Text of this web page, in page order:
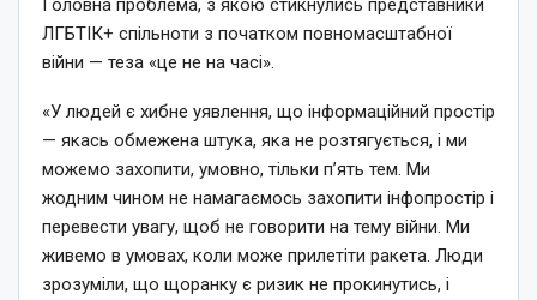
Головна проблема, з якою стикнулись представники
ЛГБТІК+ спільноти з початком повномасштабної
війни — теза «це не на часі».
«У людей є хибне уявлення, що інформаційний простір
— якась обмежена штука, яка не розтягується, і ми
можемо захопити, умовно, тільки п’ять тем. Ми
жодним чином не намагаємось захопити інфопростір і
перевести увагу, щоб не говорити на тему війни. Ми
живемо в умовах, коли може прилетіти ракета. Люди
зрозуміли, що щоранку є ризик не прокинутись, і